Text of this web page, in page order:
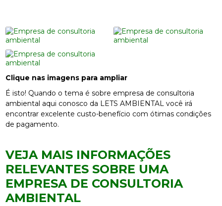
Clique nas imagens para ampliar
É isto! Quando o tema é sobre empresa de consultoria
ambiental aqui conosco da LETS AMBIENTAL você irá
encontrar excelente custo-benefício com ótimas condições
de pagamento.
VEJA MAIS INFORMAÇÕES
RELEVANTES SOBRE UMA
EMPRESA DE CONSULTORIA
AMBIENTAL